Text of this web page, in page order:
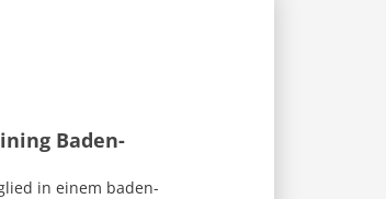
Baden-
in einem baden-